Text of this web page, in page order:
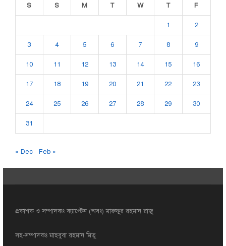
S
S M T W T F
1 2
3 4 5 6 7 8 9
10 11 12 13 14 15 16
17 18 19 20 21 22 23
24 25 26 27 28 29 30
31
« Dec Feb »
প্রকাশক ও সম্পাদকঃ ক্যাপ্টেন (অবঃ) মারুফুর রহমান রাজু
সহ-সম্পাদকঃ মাহবুবা রহমান মিতু